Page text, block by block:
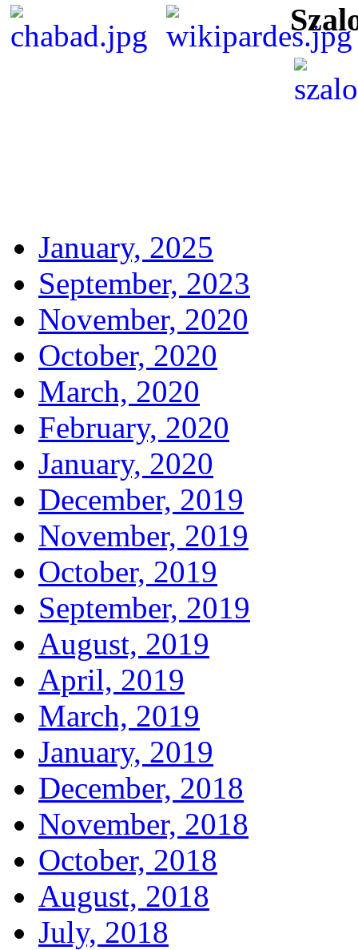
January, 2025
September, 2023
November, 2020
October, 2020
March, 2020
February, 2020
January, 2020
December, 2019
November, 2019
October, 2019
September, 2019
August, 2019
April, 2019
March, 2019
January, 2019
December, 2018
November, 2018
October, 2018
August, 2018
July, 2018